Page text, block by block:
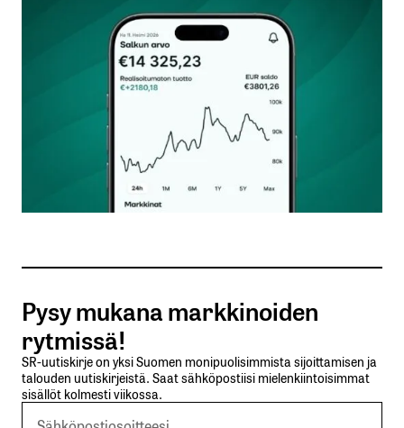
Kommentti*
Nimesi tai nimimerkkisi
Sähköpostiosoitteesi
Tilaa SalkunRakentajan uutiskirje
Lähetä kommentti
Pysy mukana markkinoiden
rytmissä!
SR-uutiskirje on yksi Suomen monipuolisimmista sijoittamisen ja
talouden uutiskirjeistä. Saat sähköpostiisi mielenkiintoisimmat
sisällöt kolmesti viikossa.